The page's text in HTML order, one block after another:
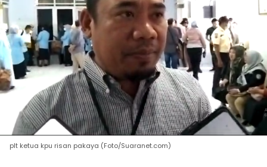
plt ketua kpu risan pakaya (Foto/Suaranet.com)